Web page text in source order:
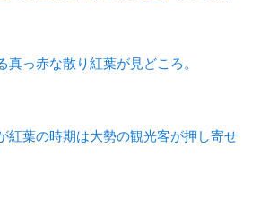
真っ赤な散り紅葉が見どころ。
紅葉の時期は大勢の観光客が押し寄せ